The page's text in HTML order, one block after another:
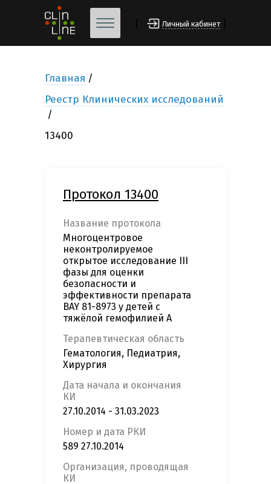
Личный кабинет
Главная
Реестр Клинических исследований
13400
Протокол 13400
Название протокола
Многоцентровое
неконтролируемое
открытое исследование III
фазы для оценки
безопасности и
эффективности препарата
BAY 81-8973 у детей с
тяжёлой гемофилией А
Терапевтическая область
Гематология, Педиатрия,
Хирургия
Дата начала и окончания
КИ
27.10.2014 - 31.03.2023
Номер и дата РКИ
589 27.10.2014
Организация, проводящая
КИ